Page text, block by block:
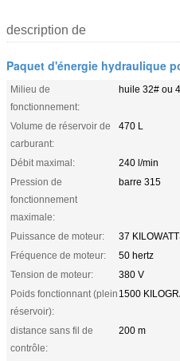
description de
Paquet d'énergie hydraulique
Milieu de
fonctionnement:
huile 32# ou
Volume de réservoir de
carburant:
470 L
Débit maximal:
240 l/min
Pression de
fonctionnement
maximale:
barre 315
Puissance de moteur:
37
Fréquence de moteur:
50 hertz
Tension de moteur:
380 V
Poids fonctionnant (plein
réservoir):
1500
distance sans fil de
contrôle:
200 m